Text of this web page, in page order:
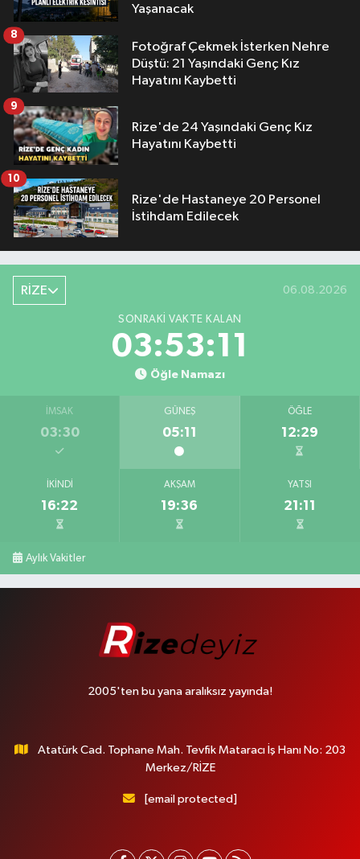
Yaşanacak
Fotoğraf Çekmek İsterken Nehre
Düştü: 21 Yaşındaki Genç Kız
Hayatını Kaybetti
8
Rize'de 24 Yaşındaki Genç Kız
Hayatını Kaybetti
9
Rize'de Hastaneye 20 Personel
İstihdam Edilecek
10
RİZE 06.08.2026
SONRAKI VAKTE KALAN
03:53:10
Öğle Namazı
İMSAK
03:30
GÜNEŞ
05:11
ÖĞLE
12:29
İKINDI
16:22
AKŞAM
19:36
YATSI
21:11
Aylık Vakitler
2005'ten bu yana aralıksız yayında!
Atatürk Cad. Tophane Mah. Tevfik Mataracı İş Hanı No: 203
Merkez/RİZE
[email protected]